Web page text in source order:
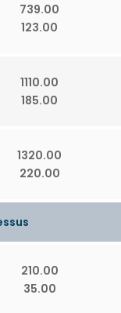
739.00
123.00
1110.00
185.00
1320.00
220.00
210.00
35.00